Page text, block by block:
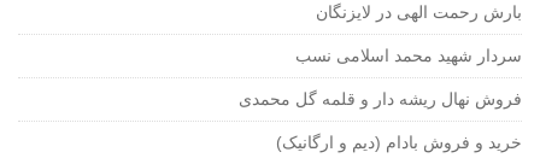
بارش رحمت الهی در لایزنگان
سردار شهید محمد اسلامی نسب
فروش نهال ریشه دار و قلمه گل محمدی
خرید و فروش بادام (دیم و ارگانیک)